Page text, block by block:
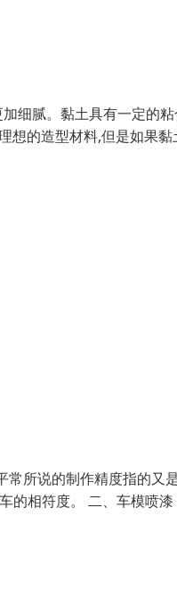
细腻。黏土具有一定的
想的造型材料,但是如果
所说的制作精度指的又
的相符度。 二、车模喷